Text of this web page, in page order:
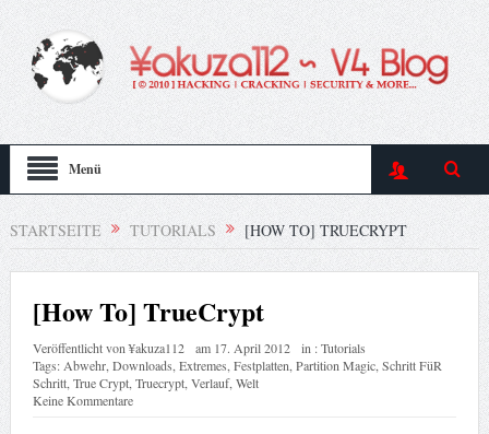
Menü
STARTSEITE TUTORIALS [HOW TO] TRUECRYPT
[How To] TrueCrypt
Veröffentlicht von¥akuza112 am 17. April 2012 in :Tutorials
Tags: Abwehr, Downloads Extremes Festplatten Partition Magic, Schritt FüR
Schritt, True Crypt, Truecrypt, Verlauf, Welt
Keine Kommentare